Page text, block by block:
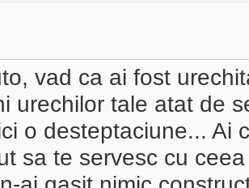
vad ca ai fost
urechilor tale atat de
o desteptaciune... Ai
sa te servesc cu